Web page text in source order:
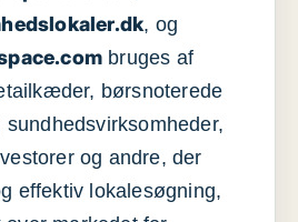
, og
bruges af
børsnoterede
sundhedsvirksomheder,
og andre, der
effektiv lokalesøgning,